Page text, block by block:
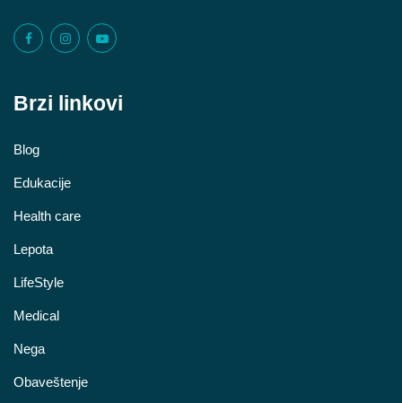
Brzi linkovi
Blog
Edukacije
Health care
Lepota
LifeStyle
Medical
Nega
Obaveštenje